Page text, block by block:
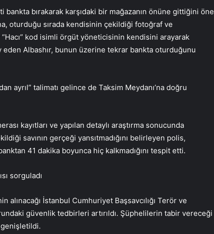
bırakarak karşıdaki bir mağazanın önüne gittiğini öne
oturduğu sırada kendisinin çekildiği fotoğraf ve
kod isimli örgüt yöneticisinin kendisini arayarak
eden Albashır, bunun üzerine tekrar bankta oturduğunu
ayrıl” talimatı gelince de Taksim Meydanı’na doğru
kayıtları ve yapılan detaylı araştırma sonucunda
savının gerçeği yansıtmadığını belirleyen polis,
41 dakika boyunca hiç kalkmadığını tespit etti.
sorguladı
İstanbul Cumhuriyet Başsavcılığı Terör ve
güvenlik tedbirleri artırıldı. Şüphelilerin tabir vereceği